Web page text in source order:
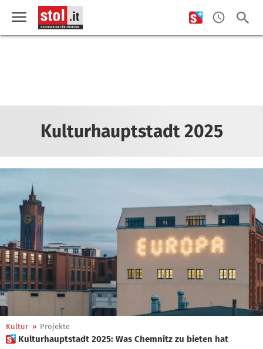
Kulturhauptstadt 2025
Kultur » Projekte
 Kulturhauptstadt 2025: Was Chemnitz zu bieten hat